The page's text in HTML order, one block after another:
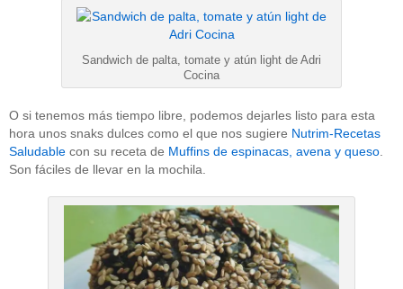
Sandwich de palta, tomate y atún light de Adri
Cocina
O si tenemos más tiempo libre, podemos dejarles listo para esta
hora unos snaks dulces como el que nos sugiere Nutrim-Recetas
Saludable con su receta de Muffins de espinacas, avena y queso.
Son fáciles de llevar en la mochila.